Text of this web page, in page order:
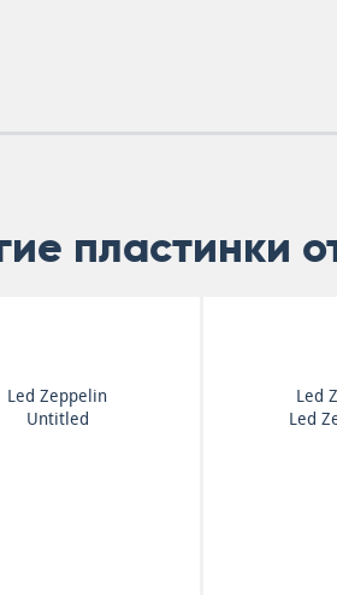
пластинки
Led Zeppelin
Untitled
Led
Led